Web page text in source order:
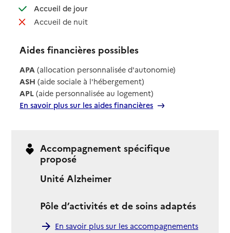
Accueil de jour: disponible
Accueil de nuit: non disponible
Aides financières possibles
APA (allocation personnalisée d'autonomie)
ASH (aide sociale à l'hébergement)
APL (aide personnalisée au logement)
En savoir plus sur les aides financières
Accompagnement spécifique
proposé
Unité Alzheimer
Pôle d’activités et de soins adaptés
En savoir plus sur les accompagnements